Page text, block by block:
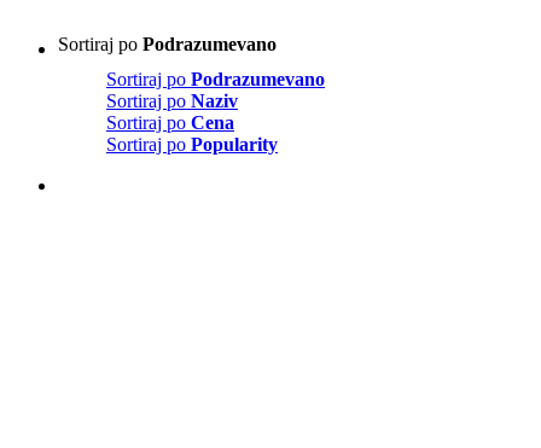
Sortiraj po Podrazumevano
Sortiraj po Podrazumevano
Sortiraj po Naziv
Sortiraj po Cena
Sortiraj po Popularity